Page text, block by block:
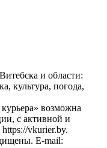
и области:
культура, погода,
возможна
с активной и
vkurier.by.
E-mail: